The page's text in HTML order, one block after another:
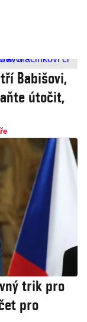
Babišovi,
útočit,
trik pro
pro